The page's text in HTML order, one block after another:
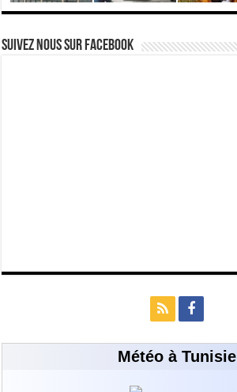
Suivez nous Sur Facebook
Météo à Tunisie